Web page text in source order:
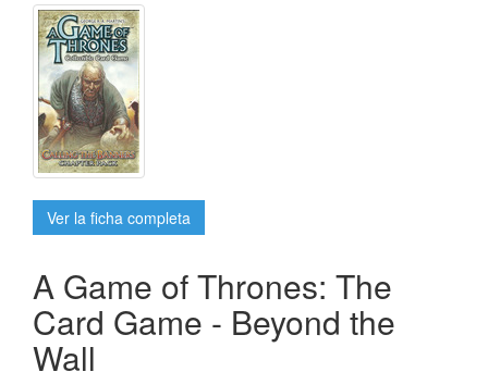
Ver la ficha completa
A Game of Thrones: The
Card Game - Beyond the
Wall